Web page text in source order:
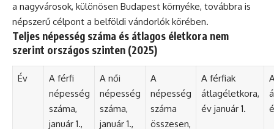
a nagyvárosok, különösen Budapest környéke, továbbra is
népszerű célpont a belföldi vándorlók körében.
Teljes népesség száma és átlagos életkora nem
szerint országos szinten (2025)
Év
A férfi
népesség
száma,
január 1.,
A női
népesség
száma,
január 1.,
A
népesség
száma
összesen,
A férfiak
átlagéletkora,
év január 1.